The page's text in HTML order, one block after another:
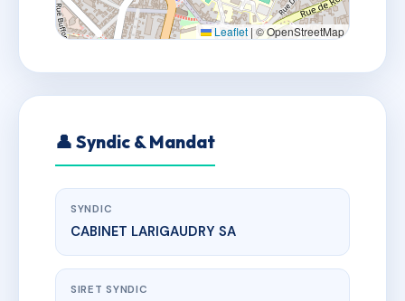
Leaflet | © OpenStreetMap
👤 Syndic & Mandat
SYNDIC
CABINET LARIGAUDRY SA
SIRET SYNDIC